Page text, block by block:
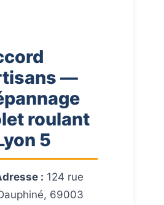
—
roulant
5
: 124 rue
69003